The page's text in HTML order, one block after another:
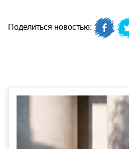
Поделиться новостью: